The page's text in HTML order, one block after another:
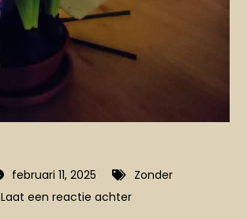
februari 11, 2025
Zonder
Laat een reactie achterop